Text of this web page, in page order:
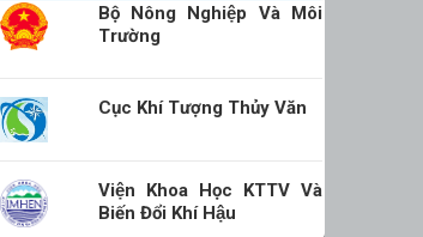
Bộ Nông Nghiệp Và Môi
Trường
Cục Khí Tượng Thủy Văn
Viện Khoa Học KTTV Và
Biến Đổi Khí Hậu